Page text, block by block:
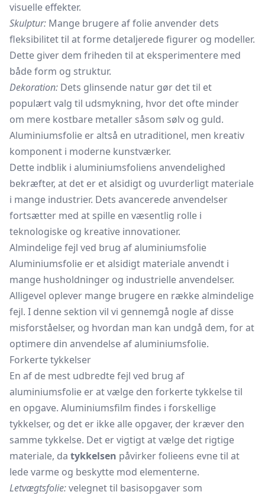
visuelle effekter.
Skulptur: Mange brugere af folie anvender dets
fleksibilitet til at forme detaljerede figurer og modeller.
Dette giver dem friheden til at eksperimentere med
både form og struktur.
Dekoration: Dets glinsende natur gør det til et
populært valg til udsmykning, hvor det ofte minder
om mere kostbare metaller såsom sølv og guld.
Aluminiumsfolie er altså en utraditionel, men kreativ
komponent i moderne kunstværker.
Dette indblik i aluminiumsfoliens anvendelighed
bekræfter, at det er et alsidigt og uvurderligt materiale
i mange industrier. Dets avancerede anvendelser
fortsætter med at spille en væsentlig rolle i
teknologiske og kreative innovationer.
Almindelige fejl ved brug af aluminiumsfolie
Aluminiumsfolie er et alsidigt materiale anvendt i
mange husholdninger og industrielle anvendelser.
Alligevel oplever mange brugere en række almindelige
fejl. I denne sektion vil vi gennemgå nogle af disse
misforståelser, og hvordan man kan undgå dem, for at
optimere din anvendelse af aluminiumsfolie.
Forkerte tykkelser
En af de mest udbredte fejl ved brug af
aluminiumsfolie er at vælge den forkerte tykkelse til
en opgave. Aluminiumsfilm findes i forskellige
tykkelser, og det er ikke alle opgaver, der kræver den
samme tykkelse. Det er vigtigt at vælge det rigtige
materiale, da tykkelsen påvirker folieens evne til at
lede varme og beskytte mod elementerne.
Letvægtsfolie:velegnet til basisopgaver som